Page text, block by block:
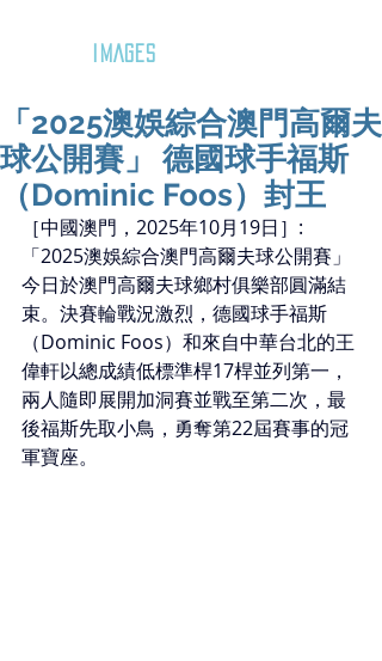
IMAGES
「2025澳娛綜合澳門高爾夫
球公開賽」 德國球手福斯
（Dominic Foos）封王
［中國澳門，2025年10月19日］:
「2025澳娛綜合澳門高爾夫球公開賽」
今日於澳門高爾夫球鄉村俱樂部圓滿結
束。決賽輪戰況激烈，德國球手福斯
（Dominic Foos）和來自中華台北的王
偉軒以總成績低標準桿17桿並列第一，
兩人隨即展開加洞賽並戰至第二次，最
後福斯先取小鳥，勇奪第22屆賽事的冠
軍寶座。